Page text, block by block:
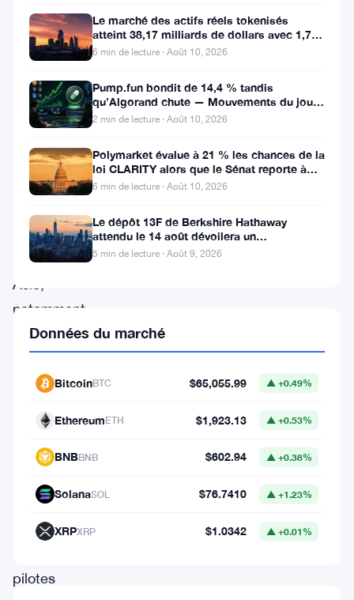
dans
une
phase
cruciale
renforçant
présence
Asie,
notamment
Corée
Japon.
Grâce
d’importants
partenariats,
pilotes
Le marché des actifs réels tokenisés
atteint 38,17 milliards de dollars avec 1,7
million de détenteurs
6 min de lecture · Août 10, 2026
Pump.fun bondit de 14,4 % tandis
qu’Algorand chute — Mouvements du jour
10 août
2 min de lecture · Août 10, 2026
Polymarket évalue à 21 % les chances de la
loi CLARITY alors que le Sénat reporte à
septembre
6 min de lecture · Août 10, 2026
Le dépôt 13F de Berkshire Hathaway
attendu le 14 août dévoilera un
investissement mystère de 13,5 milliards
5 min de lecture · Août 9, 2026
Données du marché
BitcoinBTC $65,055.99 ▲ +0.49%
EthereumETH $1,923.13 ▲ +0.53%
BNBBNB $602.94 ▲ +0.38%
SolanaSOL $76.7410 ▲ +1.23%
XRPXRP $1.0342 ▲ +0.01%